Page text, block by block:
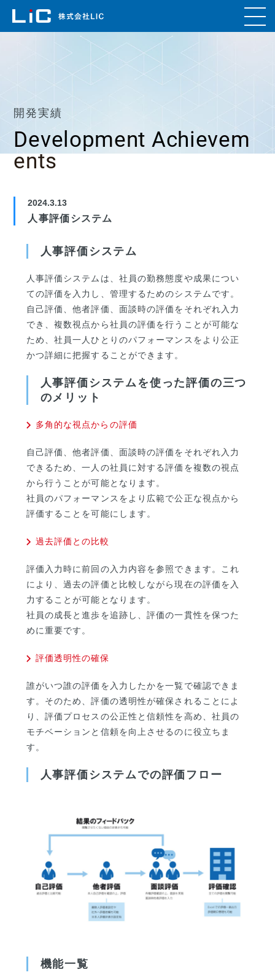
開発実績
Development Achievem
ents
2024.3.13
人事評価システム
人事評価システム
人事評価システムは、社員の勤務態度や成果につい
ての評価を入力し、管理するためのシステムです。
自己評価、他者評価、面談時の評価をそれぞれ入力
でき、複数視点から社員の評価を行うことが可能な
ため、社員一人ひとりのパフォーマンスをより公正
かつ詳細に把握することができます。
人事評価システムを使った評価の三つ
のメリット
多角的な視点からの評価
自己評価、他者評価、面談時の評価をそれぞれ入力
できるため、一人の社員に対する評価を複数の視点
から行うことが可能となります。
社員のパフォーマンスをより広範で公正な視点から
評価することを可能にします。
過去評価との比較
評価入力時に前回の入力内容を参照できます。これ
により、過去の評価と比較しながら現在の評価を入
力することが可能となります。
社員の成長と進歩を追跡し、評価の一貫性を保つた
めに重要です。
評価透明性の確保
誰がいつ誰の評価を入力したかを一覧で確認できま
す。そのため、評価の透明性が確保されることによ
り、評価プロセスの公正性と信頼性を高め、社員の
モチベーションと信頼を向上させるのに役立ちま
す。
人事評価システムでの評価フロー
機能一覧